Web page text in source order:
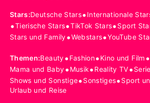
Stars:Deutsche Stars•Internationale
•Tierische Stars•TikTok Stars•Sport
Stars und Family•Webstars•YouTube
Themen:Beauty•Fashion•Kino und Film •
Mama und Baby•Musik•Reality TV•
Shows und Sonstige•Sonstiges•Sport
Urlaub und Reise